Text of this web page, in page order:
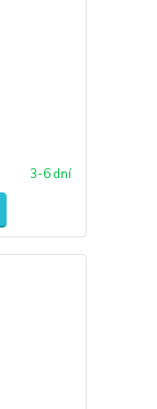
3-6 dní